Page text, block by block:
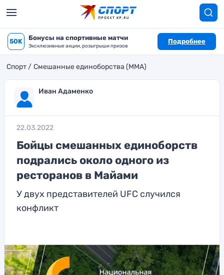
50K Бонусы на спортивные матчи
Эксклюзивные акции, розыгрыши призов
Подробнее
Спорт Смешанные единоборства (MMA)
Иван Адаменко
22.03.2022
Бойцы смешанных единоборств
подрались около одного из
ресторанов в Майами
У двух представителей UFC случился
конфликт